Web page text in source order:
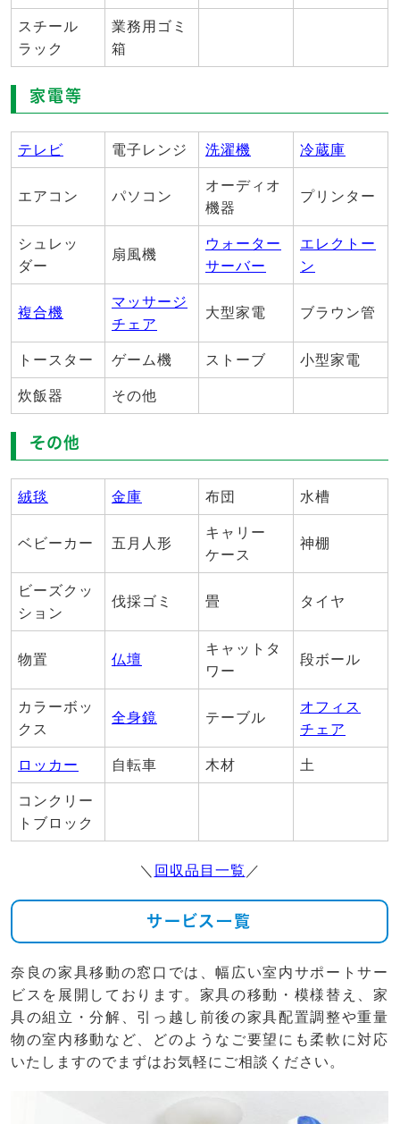
スチール
ラック
業務用ゴミ
箱
家電等
テレビ 電子レンジ 洗濯機 冷蔵庫
エアコン パソコン
オーディオ
機器
プリンター
シュレッ
ダー
扇風機
ウォーター
サーバー
エレクトー
ン
複合機
マッサージ
チェア
大型家電 ブラウン管
トースター ゲーム機 ストーブ 小型家電
炊飯器 その他
その他
絨毯 金庫 布団 水槽
ベビーカー 五月人形
キャリー
ケース
神棚
ビーズクッ
ション
伐採ゴミ 畳 タイヤ
物置 仏壇
キャットタ
ワー
段ボール
カラーボッ
クス
全身鏡 テーブル
オフィス
チェア
ロッカー 自転車 木材 土
コンクリー
トブロック
＼ 回収品目一覧 ／
サービス一覧
奈良の家具移動の窓口では、幅広い室内サポートサー
ビスを展開しております。家具の移動・模様替え、家
具の組立・分解、引っ越し前後の家具配置調整や重量
物の室内移動など、どのようなご要望にも柔軟に対応
いたしますのでまずはお気軽にご相談ください。